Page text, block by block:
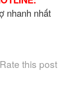
nhanh nhất
Rate this post